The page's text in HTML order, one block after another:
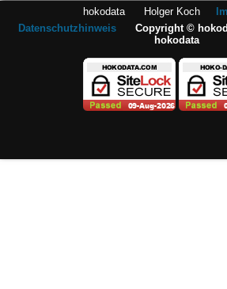
hokodata Holger Koch
Datenschutzhinweis
Copyright ©
hokodata